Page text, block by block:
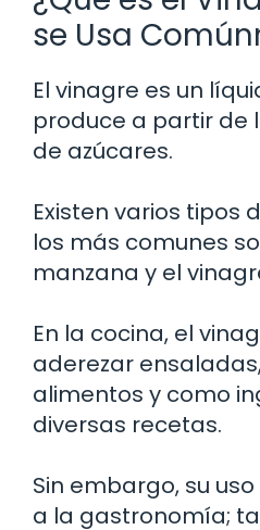
se Usa
El vinagre es un
produce a partir de
de azúcares.
Existen varios tipos
los más comunes
manzana y el
En la cocina, el
aderezar
alimentos y como
diversas recetas.
Sin embargo, su
a la gastronomía;